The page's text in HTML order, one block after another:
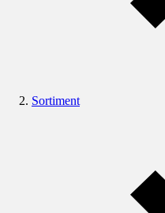
Sortiment